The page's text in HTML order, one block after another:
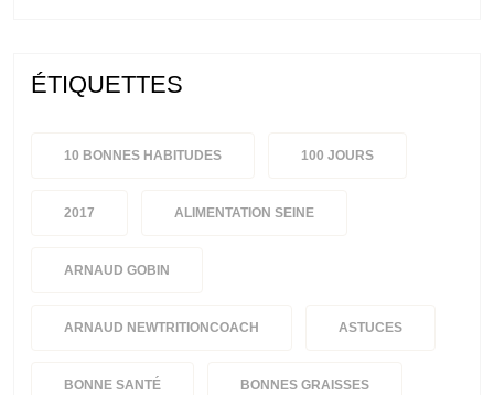
ÉTIQUETTES
10 BONNES HABITUDES 100 JOURS
2017 ALIMENTATION SEINE
ARNAUD GOBIN
ARNAUD NEWTRITIONCOACH ASTUCES
BONNE SANTÉ BONNES GRAISSES